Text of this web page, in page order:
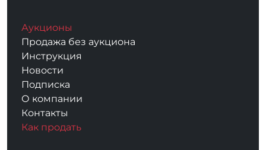
Аукционы
Продажа без аукциона
Инструкция
Новости
Подписка
О компании
Контакты
Как продать